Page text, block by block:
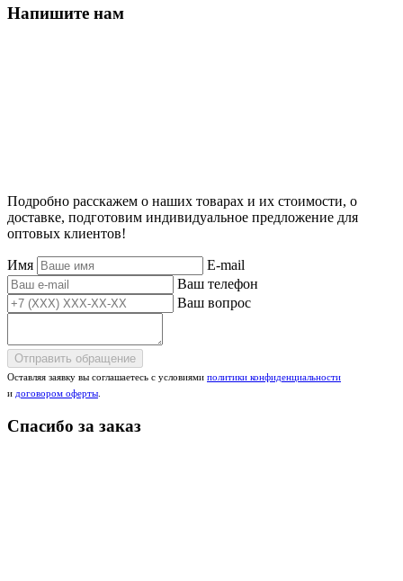
Напишите нам
Подробно расскажем о наших товарах и их стоимости, о
доставке, подготовим индивидуальное предложение для
оптовых клиентов!
Имя
E-mail
Ваш телефон
Ваш вопрос
Отправить обращение
Оставляя заявку вы соглашаетесь с условиями политики конфиденциальности
и договором оферты
Спасибо за заказ